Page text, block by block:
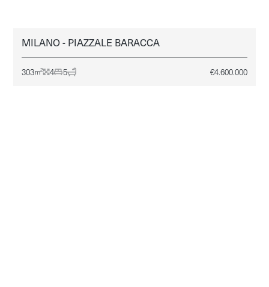
MILANO VENDITA
MILANO - PIAZZALE BARACCA
303m2 4 5 €4.600.000